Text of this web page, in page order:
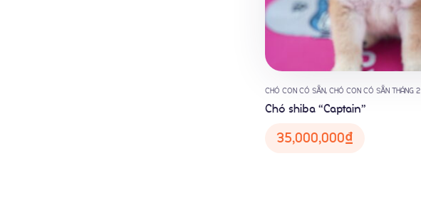
CHÓ CON CÓ SẴN, CHÓ CON CÓ SẴN THÁNG 2
Chó shiba “Captain”
35,000,000₫